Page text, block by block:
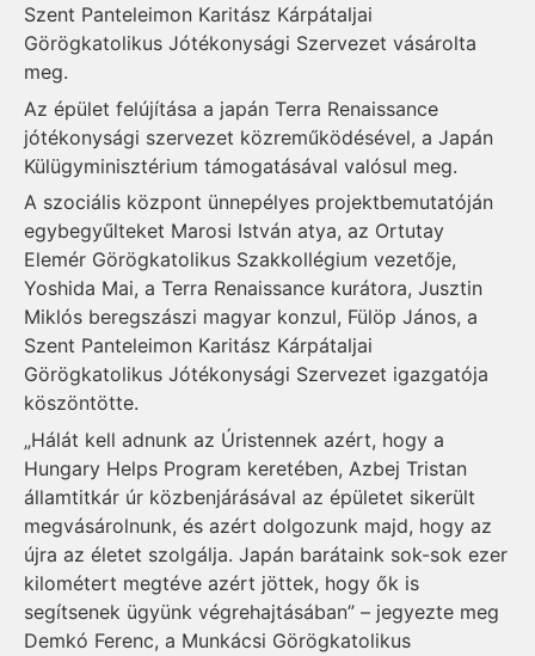
Szent Panteleimon Karitász Kárpátaljai
Görögkatolikus Jótékonysági Szervezet vásárolta
meg.
Az épület felújítása a japán Terra Renaissance
jótékonysági szervezet közreműködésével, a Japán
Külügyminisztérium támogatásával valósul meg.
A szociális központ ünnepélyes projektbemutatóján
egybegyűlteket Marosi István atya, az Ortutay
Elemér Görögkatolikus Szakkollégium vezetője,
Yoshida Mai, a Terra Renaissance kurátora, Jusztin
Miklós beregszászi magyar konzul, Fülöp János, a
Szent Panteleimon Karitász Kárpátaljai
Görögkatolikus Jótékonysági Szervezet igazgatója
köszöntötte.
„Hálát kell adnunk az Úristennek azért, hogy a
Hungary Helps Program keretében, Azbej Tristan
államtitkár úr közbenjárásával az épületet sikerült
megvásárolnunk, és azért dolgozunk majd, hogy az
újra az életet szolgálja. Japán barátaink sok-sok ezer
kilométert megtéve azért jöttek, hogy ők is
segítsenek ügyünk végrehajtásában” – jegyezte meg
Demkó Ferenc, a Munkácsi Görögkatolikus